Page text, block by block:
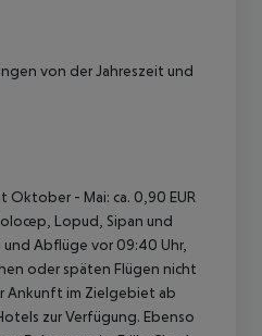
von der Jahreszeit und
Oktober - Mai: ca. 0,90 EUR
Lopud, Sipan und
Abflüge vor 09:40 Uhr,
oder späten Flügen nicht
Ankunft im Zielgebiet ab
zur Verfügung. Ebenso